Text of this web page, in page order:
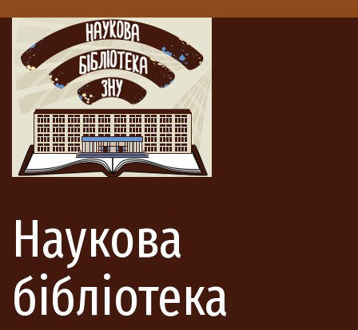
Наукова
бібліотека